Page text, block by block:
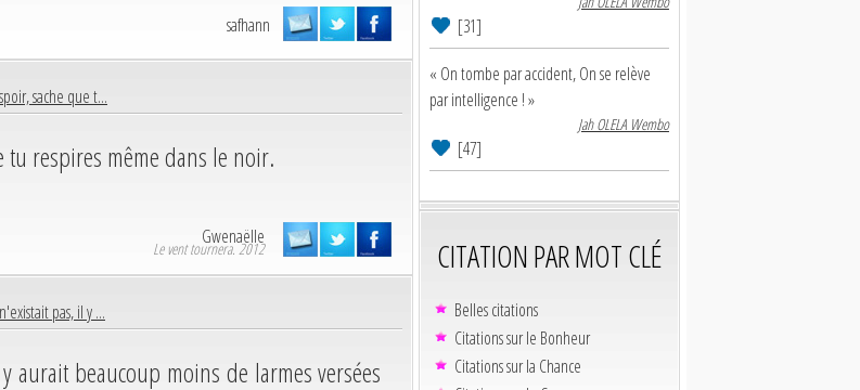
safhann
sache que t...
respires même dans le noir.
Gwenaëlle
Le vent tournera. 2012
pas, il y ...
beaucoup moins de larmes versées
[31]
« On tombe par accident, On se relève
par intelligence ! »
Jah OLELA Wembo
[47]
CITATION PAR MOT CLÉ
Belles citations
Citations sur le Bonheur
Citations sur la Chance